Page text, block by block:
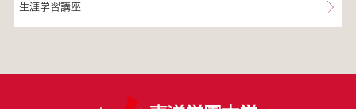
生涯学習講座